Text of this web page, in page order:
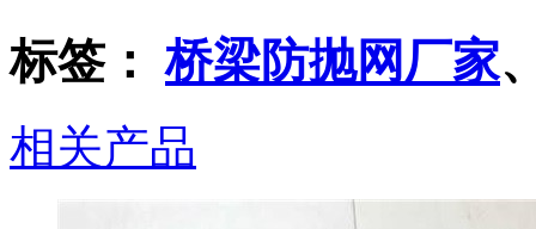
标签：桥梁防抛网厂家
相关产品